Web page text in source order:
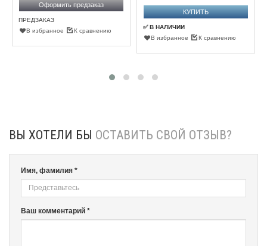
Оформить предзаказ
ПРЕДЗАКАЗ
В избранное
К сравнению
✅ В НАЛИЧИИ
В избранное
К сравнению
ВЫ ХОТЕЛИ БЫ ОСТАВИТЬ СВОЙ ОТЗЫВ?
Имя, фамилия *
Ваш комментарий *